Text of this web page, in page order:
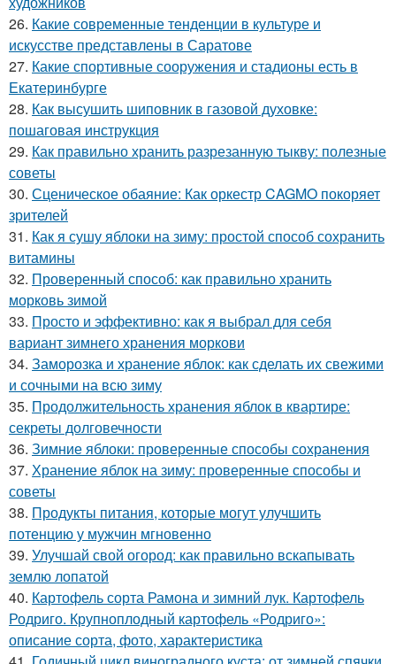
26. Какие современные тенденции в культуре и
искусстве представлены в Саратове
27. Какие спортивные сооружения и стадионы есть в
Екатеринбурге
28. Как высушить шиповник в газовой духовке:
пошаговая инструкция
29. Как правильно хранить разрезанную тыкву: полезные
советы
30. Сценическое обаяние: Как оркестр CAGMO покоряет
зрителей
31. Как я сушу яблоки на зиму: простой способ сохранить
витамины
32. Проверенный способ: как правильно хранить
морковь зимой
33. Просто и эффективно: как я выбрал для себя
вариант зимнего хранения моркови
34. Заморозка и хранение яблок: как сделать их свежими
и сочными на всю зиму
35. Продолжительность хранения яблок в квартире:
секреты долговечности
36. Зимние яблоки: проверенные способы сохранения
37. Хранение яблок на зиму: проверенные способы и
советы
38. Продукты питания, которые могут улучшить
потенцию у мужчин мгновенно
39. Улучшай свой огород: как правильно вскапывать
землю лопатой
40. Картофель сорта Рамона и зимний лук. Картофель
Родриго. Крупноплодный картофель «Родриго»:
описание сорта, фото, характеристика